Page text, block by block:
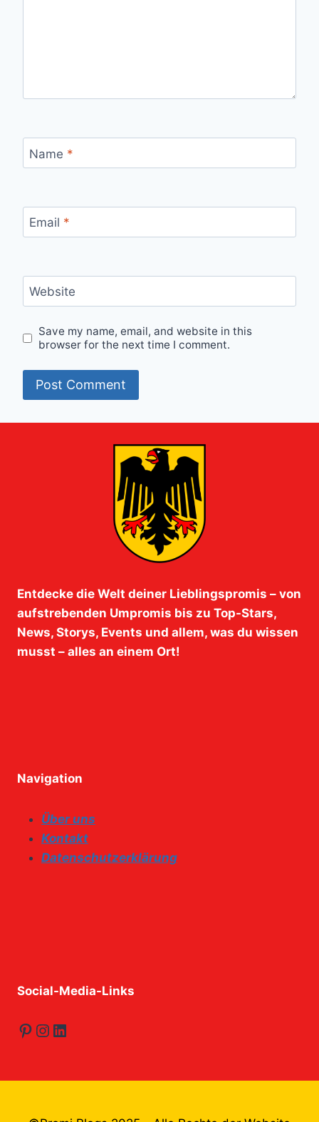
Name *
Email *
Website
Save my name, email, and website in this
browser for the next time I comment.
Entdecke die Welt deiner Lieblingspromis – von
aufstrebenden Umpromis bis zu Top-Stars,
News, Storys, Events und allem, was du wissen
musst – alles an einem Ort!
Navigation
Über uns
Kontakt
Datenschutzerklärung
Social-Media-Links
Pinterest
Instagram
LinkedIn